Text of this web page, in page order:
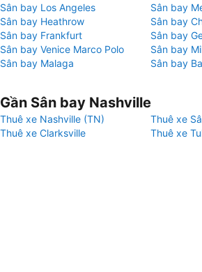
Sân bay Los Angeles
Sân bay
Sân bay Heathrow
Sân bay
Sân bay Frankfurt
Sân bay
Sân bay Venice Marco Polo
Sân bay
Sân bay Malaga
Sân bay
Gần Sân bay Nashville
Thuê xe Nashville (TN)
Thuê xe
Thuê xe Clarksville
Thuê xe